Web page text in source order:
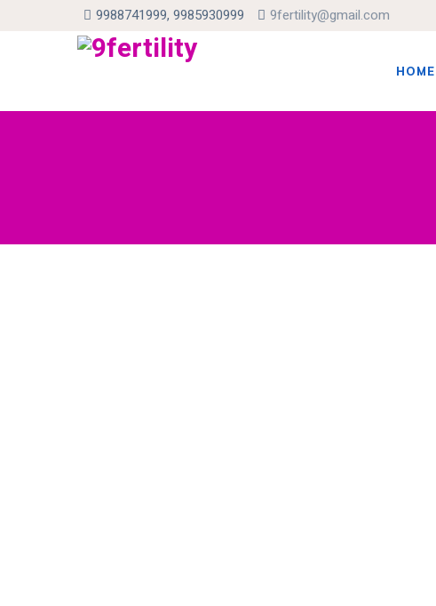
9988741999, 9985930999 9fertility@gmail.com
HOME